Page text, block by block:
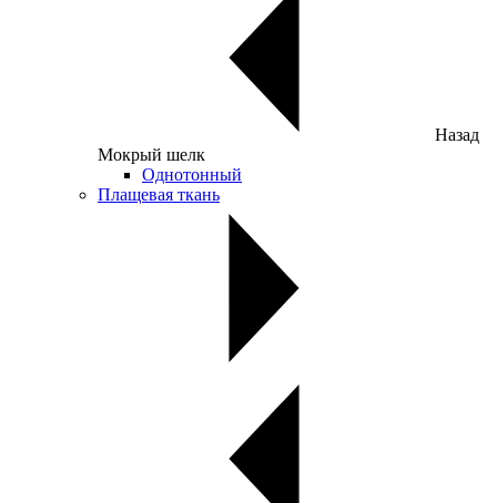
Назад
Мокрый шелк
Однотонный
Плащевая ткань